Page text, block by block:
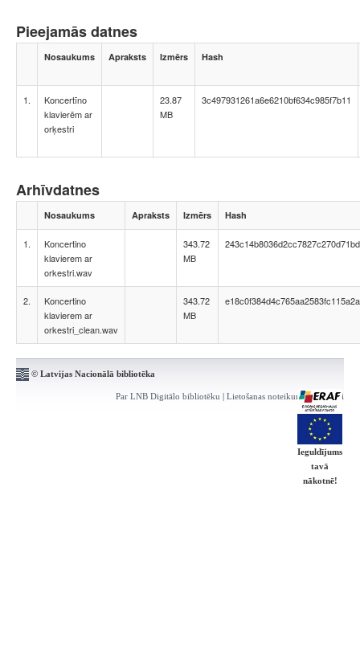
Pieejamās datnes
Nosaukums Apraksts Izmērs Hash
1.
Koncertīno
klavierēm ar
orķestri
23.87
MB
3c497931261a6e6210bf634c985f7b11
Arhīvdatnes
Nosaukums Apraksts Izmērs Hash
1.
Koncertino
klavierem ar
orkestri.wav
343.72
MB
2.
Koncertino
klavierem ar
orkestri_clean.wav
343.72
MB
© Latvijas Nacionālā bibliotēka
Par LNB Digitālo bibliotēku | Lietošanas noteikumi | Kontakti
Ieguldījums
tavā
nākotnē!